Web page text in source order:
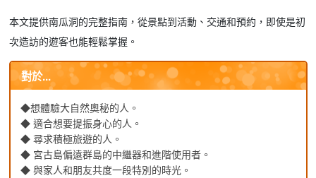
本文提供南瓜洞的完整指南，從景點到活動、交通和預約，即使是初
次造訪的遊客也能輕鬆掌握。
對於...
◆想體驗大自然奧秘的人。
◆ 適合想要提振身心的人。
◆ 尋求積極旅遊的人。
◆ 宮古島偏遠群島的中繼器和進階使用者。
◆ 與家人和朋友共度一段特別的時光。